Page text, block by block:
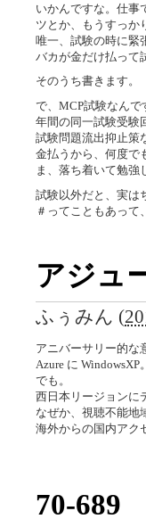
いかんですな。仕事
ツとか、もうすっか
唯一、試験の時に緊
バカが金だけ払って
そのうち書きます。
で、MCP試験なん
年間の同一試験受験
試験問題流出抑止策
金払うから、何度で
ま、落ち着いて勉強
試験以外だと、実は
＃ってこともあっ
アジュ
ふぅみん (
アニバーサリー的な
Azure に WindowsXP。
でも。
西日本リージョンに
なぜか、視聴不能地
海外からの国内アク
70-689